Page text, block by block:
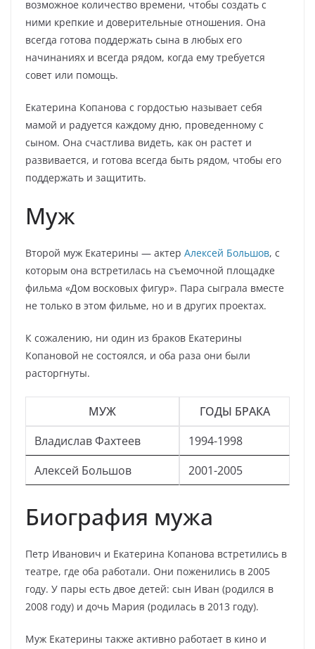
возможное количество времени, чтобы создать с
ними крепкие и доверительные отношения. Она
всегда готова поддержать сына в любых его
начинаниях и всегда рядом, когда ему требуется
совет или помощь.
Екатерина Копанова с гордостью называет себя
мамой и радуется каждому дню, проведенному с
сыном. Она счастлива видеть, как он растет и
развивается, и готова всегда быть рядом, чтобы его
поддержать и защитить.
Муж
Второй муж Екатерины — актер Алексей Большов, с
которым она встретилась на съемочной площадке
фильма «Дом восковых фигур». Пара сыграла вместе
не только в этом фильме, но и в других проектах.
К сожалению, ни один из браков Екатерины
Копановой не состоялся, и оба раза они были
расторгнуты.
МУЖ
ГОДЫ БРАКА
Владислав Фахтеев
1994-1998
Алексей Большов
2001-2005
Биография мужа
Петр Иванович и Екатерина Копанова встретились в
театре, где оба работали. Они поженились в 2005
году. У пары есть двое детей: сын Иван (родился в
2008 году) и дочь Мария (родилась в 2013 году).
Муж Екатерины также активно работает в кино и